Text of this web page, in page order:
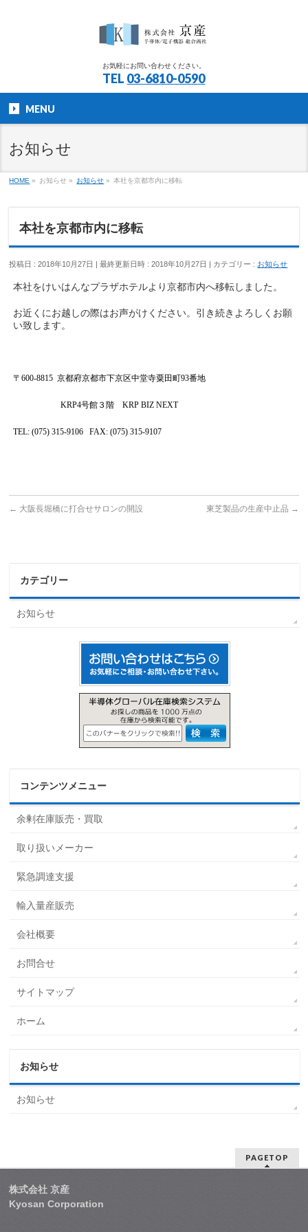
お気軽にお問い合わせください。
TEL 03-6810-0590
MENU
お知らせ
HOME » お知らせ » お知らせ » 本社を京都市内に移転
本社を京都市内に移転
投稿日 : 2018年10月27日 最終更新日時 : 2018年10月27日 カテゴリー : お知らせ
本社をけいはんなプラザホテルより京都市内へ移転しました。
お近くにお越しの際はお声がけください。引き続きよろしくお願
い致します。
〒600-8815京都府京都市下京区中堂寺粟田町93番地
KRP4号館３階KRP BIZ NEXT
TEL: (075) 315-9106 FAX: (075) 315-9107
← 大阪長堀橋に打合せサロンの開設 東芝製品の生産中止品 →
カテゴリー
お知らせ
コンテンツメニュー
余剰在庫販売・買取
取り扱いメーカー
緊急調達支援
輸入量産販売
会社概要
お問合せ
サイトマップ
ホーム
お知らせ
お知らせ
PAGETOP
株式会社 京産
Kyosan Corporation